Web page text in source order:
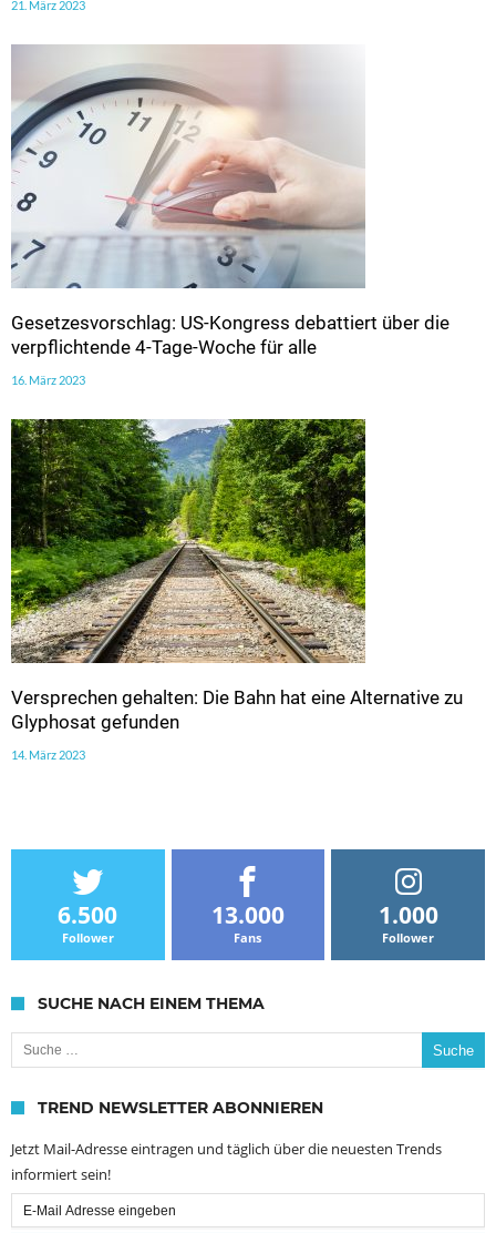
21. März 2023
Gesetzesvorschlag: US-Kongress debattiert über die
verpflichtende 4-Tage-Woche für alle
16. März 2023
Versprechen gehalten: Die Bahn hat eine Alternative zu
Glyphosat gefunden
14. März 2023
6.500
Follower
13.000
Fans
1.000
Follower
SUCHE NACH EINEM THEMA
Suche nach:
TREND NEWSLETTER ABONNIEREN
Jetzt Mail-Adresse eintragen und täglich über die neuesten Trends
informiert sein!
Email
Subscription